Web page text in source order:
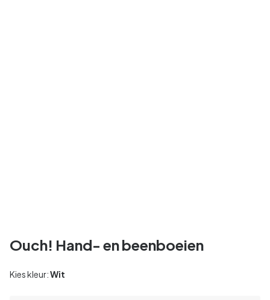
Ouch! Hand- en beenboeien
Kies kleur:Wit